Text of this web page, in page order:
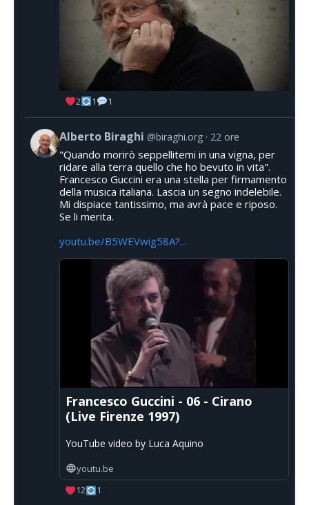
2 1 1
Alberto Biraghi @biraghi.org 22 ore
"Quando morirò seppellitemi in una vigna, per
ridare alla terra quello che ho bevuto in vita".
Francesco Guccini era una stella per firmamento
della musica italiana. Lascia un segno indelebile.
Mi dispiace tantissimo, ma avrà pace e riposo.
Se li merita.
youtu.be/B5WEVwig58A?...
Francesco Guccini - 06 - Cirano
(Live Firenze 1997)
YouTube video by Luca Aquino
youtu.be
12
1